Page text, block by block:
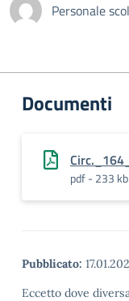
Personale
Documenti
pdf - 233 kb
Pubblicato:
Eccetto dove